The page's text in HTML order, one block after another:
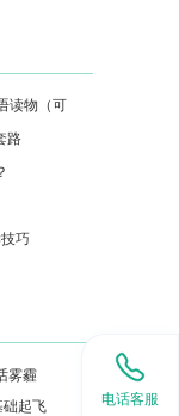
路
巧
雾霾
础起飞
电话客服